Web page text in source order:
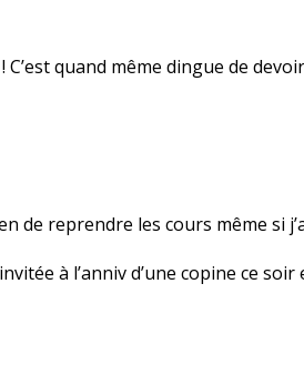
quand même dingue de
de reprendre les cours même si
à l’anniv d’une copine ce soir